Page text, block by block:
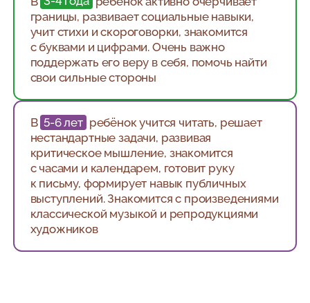
границы, развивает социальные навыки,
учит стихи и скороговорки, знакомится
с буквами и цифрами. Очень важно
поддержать его веру в себя, помочь найти
свои сильные стороны
В 5-6 лет ребёнок учится читать, решает
нестандартные задачи, развивая
критическое мышление, знакомится
с часами и календарем, готовит руку
к письму, формирует навык публичных
выступлений. Знакомится с произведениями
классической музыкой и репродукциями
художников